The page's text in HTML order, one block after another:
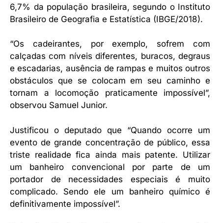
6,7% da população brasileira, segundo o Instituto
Brasileiro de Geografia e Estatística (IBGE/2018).
“Os cadeirantes, por exemplo, sofrem com
calçadas com níveis diferentes, buracos, degraus
e escadarias, ausência de rampas e muitos outros
obstáculos que se colocam em seu caminho e
tornam a locomoção praticamente impossível”,
observou Samuel Junior.
Justificou o deputado que “Quando ocorre um
evento de grande concentração de público, essa
triste realidade fica ainda mais patente. Utilizar
um banheiro convencional por parte de um
portador de necessidades especiais é muito
complicado. Sendo ele um banheiro químico é
definitivamente impossível”.